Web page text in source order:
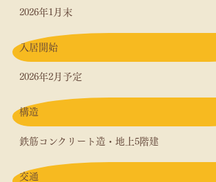
2026年1月末
入居開始
2026年2月予定
構造
鉄筋コンクリート造・地上5階建
交通